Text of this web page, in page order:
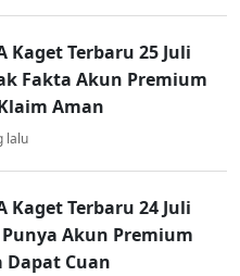
Kaget Terbaru 25 Juli
Fakta Akun Premium
Aman
lalu
Kaget Terbaru 24 Juli
Punya Akun Premium
Dapat Cuan